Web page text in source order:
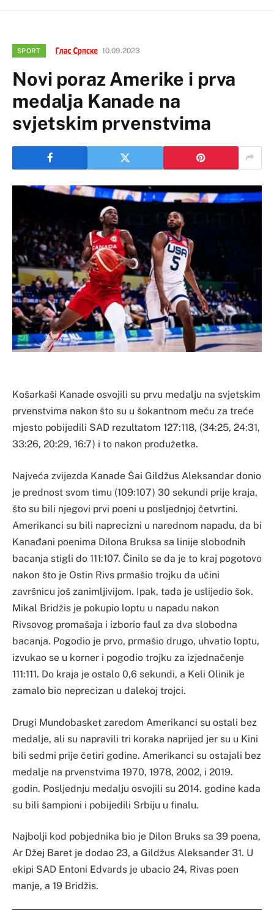
SPORT 10.09.2023
Novi poraz Amerike i prva
medalja Kanade na
svjetskim prvenstvima
Košarkaši Kanade osvojili su prvu medalju na svjetskim
prvenstvima nakon što su u šokantnom meču za treće
mjesto pobijedili SAD rezultatom 127:118, (34:25, 24:31,
33:26, 20:29, 16:7) i to nakon produžetka.
Najveća zvijezda Kanade Šai Gildžus Aleksandar donio
je prednost svom timu (109:107) 30 sekundi prije kraja,
što su bili njegovi prvi poeni u posljednjoj četvrtini.
Amerikanci su bili naprecizni u narednom napadu, da bi
Kanađani poenima Dilona Bruksa sa linije slobodnih
bacanja stigli do 111:107. Činilo se da je to kraj pogotovo
nakon što je Ostin Rivs prmašio trojku da učini
završnicu još zanimljivijom. Ipak, tada je uslijedio šok.
Mikal Bridžis je pokupio loptu u napadu nakon
Rivsovog promašaja i izborio faul za dva slobodna
bacanja. Pogodio je prvo, prmašio drugo, uhvatio loptu,
izvukao se u korner i pogodio trojku za izjednačenje
111:111. Do kraja je ostalo 0,6 sekundi, a Keli Olinik je
zamalo bio neprecizan u dalekoj trojci.
Drugi Mundobasket zaredom Amerikanci su ostali bez
medalje, ali su napravili tri koraka naprijed jer su u Kini
bili sedmi prije četiri godine. Amerikanci su ostajali bez
medalje na prvenstvima 1970, 1978, 2002, i 2019.
godin. Posljednju medalju osvojili su 2014. godine kada
su bili šampioni i pobijedili Srbiju u finalu.
Najbolji kod pobjednika bio je Dilon Bruks sa 39 poena,
Ar Džej Baret je dodao 23, a Gildžus Aleksander 31. U
ekipi SAD Entoni Edvards je ubacio 24, Rivas poen
manje, a 19 Bridžis.